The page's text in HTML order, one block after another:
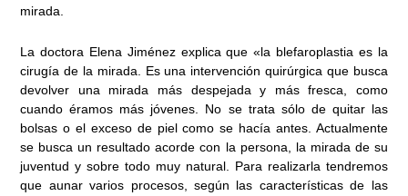
mirada.
La doctora Elena Jiménez explica que «la blefaroplastia es la
cirugía de la mirada. Es una intervención quirúrgica que busca
devolver una mirada más despejada y más fresca, como
cuando éramos más jóvenes. No se trata sólo de quitar las
bolsas o el exceso de piel como se hacía antes. Actualmente
se busca un resultado acorde con la persona, la mirada de su
juventud y sobre todo muy natural. Para realizarla tendremos
que aunar varios procesos, según las características de las